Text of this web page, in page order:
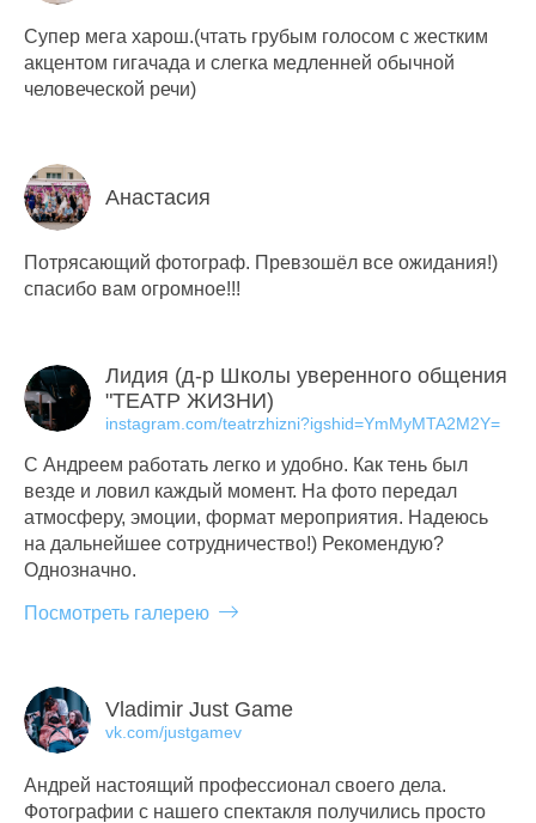
Супер мега харош.(чтать грубым голосом с жестким
акцентом гигачада и слегка медленней обычной
человеческой речи)
Анастасия
Потрясающий фотограф. Превзошёл все ожидания!)
спасибо вам огромное!!!
Лидия (д-р Школы уверенного общения
"ТЕАТР ЖИЗНИ)
instagram.com/teatrzhizni?igshid=YmMyMTA2M2Y=
С Андреем работать легко и удобно. Как тень был
везде и ловил каждый момент. На фото передал
атмосферу, эмоции, формат мероприятия. Надеюсь
на дальнейшее сотрудничество!) Рекомендую?
Однозначно.
Посмотреть галерею
Vladimir Just Game
vk.com/justgamev
Андрей настоящий профессионал своего дела.
Фотографии с нашего спектакля получились просто